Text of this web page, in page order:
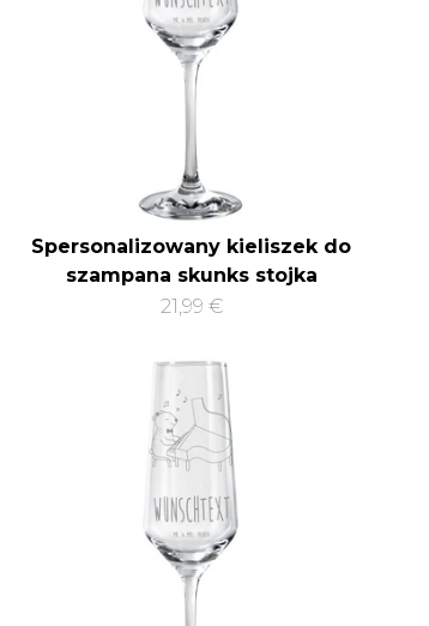
Spersonalizowany kieliszek do
szampana skunks stojka
21,99 €